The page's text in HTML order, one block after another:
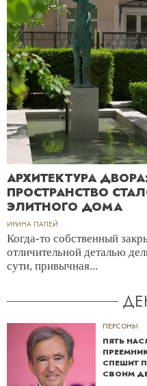
АРХИТЕКТУРА
ПРОСТРАНСТВО
ЭЛИТНОГО ДОМА
ИРИНА ПАЛЕЙ
Когда-то собственный
отличительной деталью
сути, привычная...
ПЕРСОНЫ
ПЯТЬ
СПЕШИТ
СВОИМ